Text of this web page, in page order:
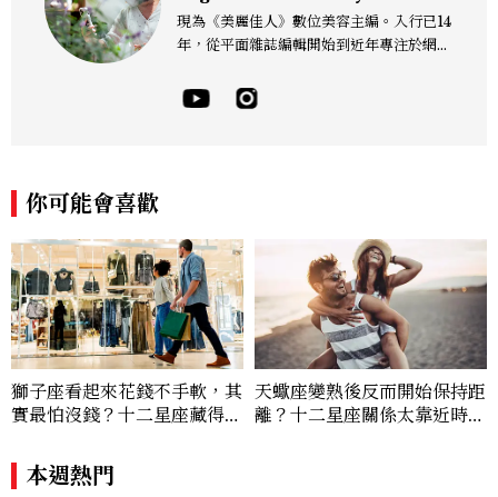
現為《美麗佳人》數位美容主編。入行已14
年，從平面雜誌編輯開始到近年專注於網路
耕彩妝、保養、香氛、頭髮...等與美有關的
面向。擅長以細膩敏銳的觀察力，深入報導
你可能會喜歡
獅子座看起來花錢不手軟，其
實最怕沒錢？十二星座藏得最
價半天，最後卻買最貴的
天蠍座變熟後反而開始保持距
離？十二星座關係太靠近時最
本週熱門